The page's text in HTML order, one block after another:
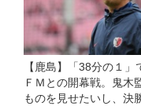
【鹿島】「38分の１
ＦＭとの開幕戦。鬼木
ものを見せたいし、決